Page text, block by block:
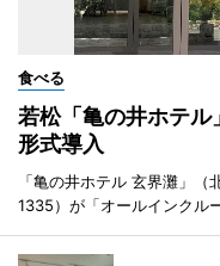
食べる
若松「亀の井ホテル
形式導入
「亀の井ホテル 玄界灘」
1335）が「オールインクル